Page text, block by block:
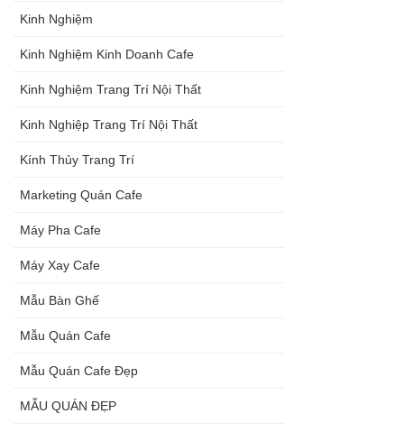
Kinh Nghiệm
Kinh Nghiệm Kinh Doanh Cafe
Kinh Nghiệm Trang Trí Nội Thất
Kinh Nghiệp Trang Trí Nội Thất
Kính Thủy Trang Trí
Marketing Quán Cafe
Máy Pha Cafe
Máy Xay Cafe
Mẫu Bàn Ghế
Mẫu Quán Cafe
Mẫu Quán Cafe Đẹp
MẪU QUÁN ĐẸP